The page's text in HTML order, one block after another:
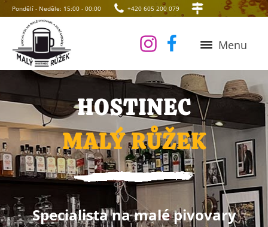
Pondělí - Neděle: 15:00 - 00:00 +420 605 200 079
Menu
HOSTINEC
MALÝ RŮŽEK
Specialista na malé pivovary